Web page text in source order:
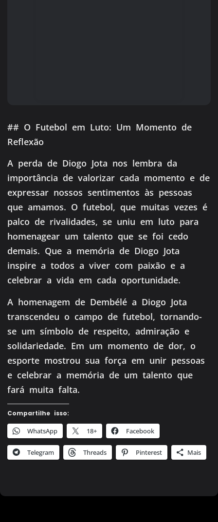
## O Futebol em Luto: Um Momento de
Reflexão
A perda de Diogo Jota nos lembra da
importância de valorizar cada momento e de
expressar nossos sentimentos às pessoas
que amamos. O futebol, que muitas vezes é
palco de rivalidades, se uniu em luto para
homenagear um talento que se foi cedo
demais. Que a memória de Diogo Jota
inspire a todos a viver com paixão e a
celebrar a vida em cada oportunidade.
A homenagem de Dembélé a Diogo Jota
transcendeu o campo de futebol, tornando-
se um símbolo de respeito, admiração e
solidariedade. Em um momento de dor, o
esporte mostrou sua força em unir pessoas
e celebrar a memória de um talento que
fará muita falta.
Compartilhe isso:
WhatsApp 18+ Facebook
Telegram Threads Pinterest Mais